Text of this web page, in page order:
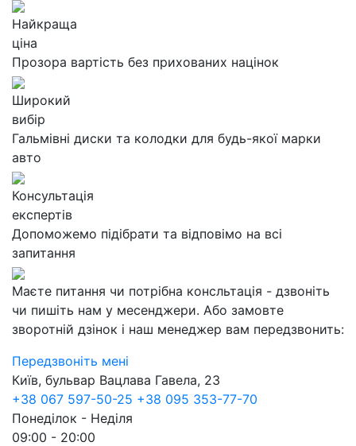
Найкраща
ціна
Прозора вартість без прихованих націнок
Широкий
вибір
Гальмівні диски та колодки для будь-якої марки
авто
Консультація
експертів
Допоможемо підібрати та відповімо на всі
запитання
Маєте питання чи потрібна консльтація - дзвоніть
чи пишіть нам у месенджери. Або замовте
зворотній дзінок і наш менеджер вам передзвонить:
Передзвоніть мені
Київ, бульвар Вацлава Гавела, 23
+38 067 597-50-25 +38 095 353-77-70
Понеділок - Неділя
09:00 - 20:00